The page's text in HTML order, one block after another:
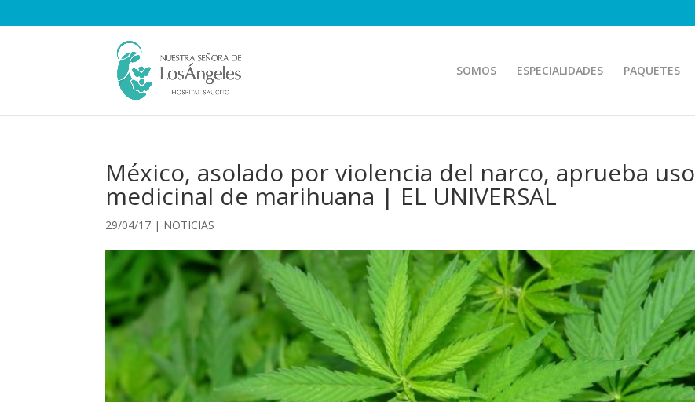
SOMOS ESPECIALIDADES PAQUETES
México, asolado por violencia del narco, aprueba uso
medicinal de marihuana | EL UNIVERSAL
29/04/17 | NOTICIAS